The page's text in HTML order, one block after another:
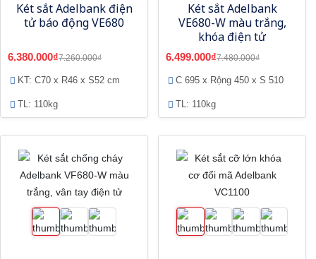
Két sắt Adelbank điện
tử báo động VE680
6.380.000₫7.260.000₫
KT: C70 x R46 x S52 cm
TL: 110kg
Két sắt Adelbank
VE680-W màu trắng,
khóa điện tử
6.499.000₫7.480.000₫
C 695 x Rộng 450 x S 510
TL: 110kg